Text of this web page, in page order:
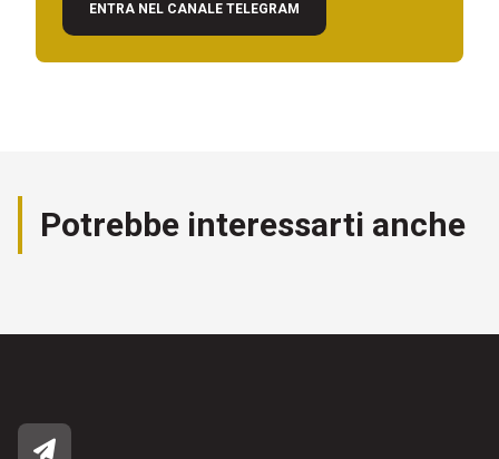
ENTRA NEL CANALE TELEGRAM
Potrebbe interessarti anche